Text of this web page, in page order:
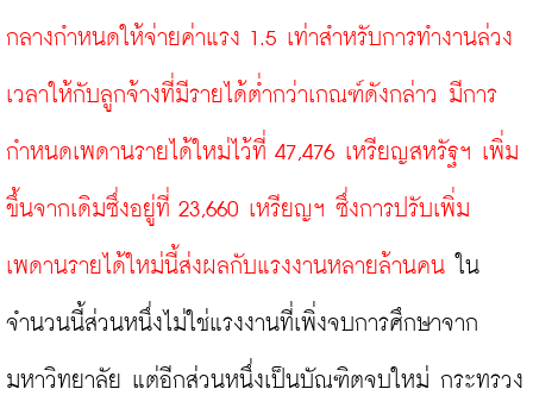
กลางกำหนดให้จ่ายค่าแรง 1.5 เท่าสำหรับการทำงานล่วง
เวลาให้กับลูกจ้างที่มีรายได้ต่ำกว่าเกณฑ์ดังกล่าว มีการ
กำหนดเพดานรายได้ใหม่ไว้ที่ 47,476 เหรียญสหรัฐฯ เพิ่ม
ขึ้นจากเดิมซึ่งอยู่ที่ 23,660 เหรียญฯ ซึ่งการปรับเพิ่ม
เพดานรายได้ใหม่นี้ส่งผลกับแรงงานหลายล้านคน ใน
จำนวนนี้ส่วนหนึ่งไม่ใช่แรงงานที่เพิ่งจบการศึกษาจาก
มหาวิทยาลัย แต่อีกส่วนหนึ่งเป็นบัณฑิตจบใหม่ กระทรวง